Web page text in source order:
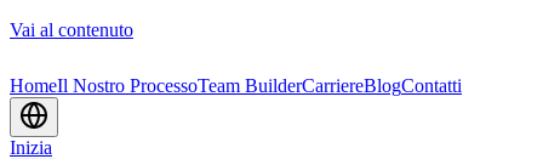
Vai al contenuto
HomeIl Nostro ProcessoTeam BuilderCarriereBlogContatti
Inizia